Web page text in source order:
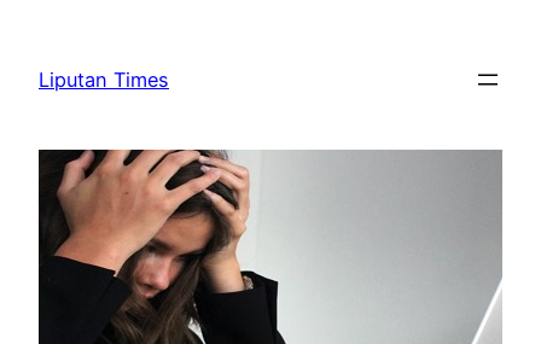
content
Liputan Times